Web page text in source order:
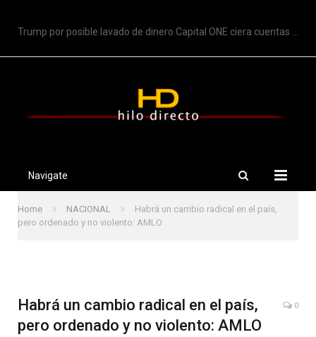
Trump por posible lavado de dinero Capital ONE ciera cuentas de Trump
Navigate
Home » NACIONAL »
Habrá un cambio radical en el país,
pero ordenado y no violento: AMLO
Habrá un cambio radical en el país,
pero ordenado y no violento: AMLO
0